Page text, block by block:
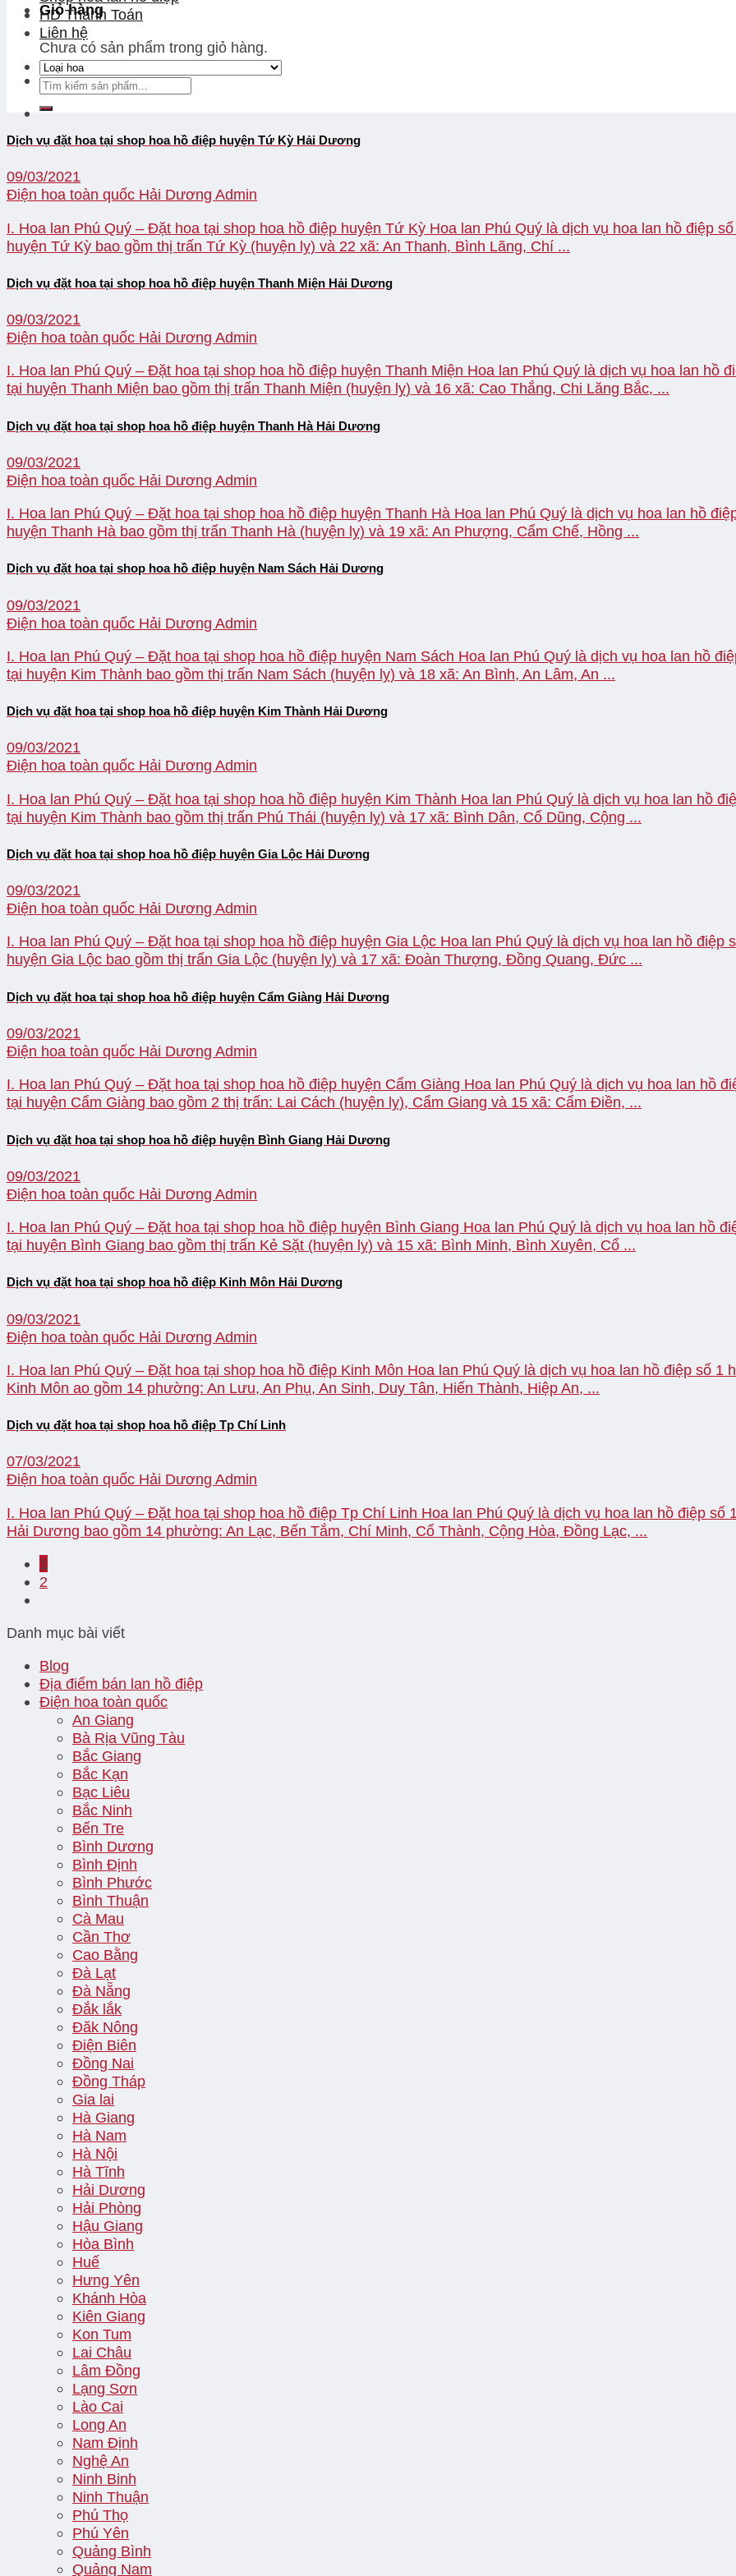
Giỏ hàng
Chưa có sản phẩm trong giỏ hàng.
HD Thanh Toán
Liên hệ
Dịch vụ đặt hoa tại shop hoa hồ điệp huyện Tứ Kỳ Hải Dương
09/03/2021
Điện hoa toàn quốc Hải Dương Admin
I. Hoa lan Phú Quý – Đặt hoa tại shop hoa hồ điệp huyện Tứ Kỳ Hoa lan Phú Quý là dịch vụ hoa lan hồ điệp
huyện Tứ Kỳ bao gồm thị trấn Tứ Kỳ (huyện lỵ) và 22 xã: An Thanh, Bình Lãng, Chí ...
Dịch vụ đặt hoa tại shop hoa hồ điệp huyện Thanh Miện Hải Dương
09/03/2021
Điện hoa toàn quốc Hải Dương Admin
I. Hoa lan Phú Quý – Đặt hoa tại shop hoa hồ điệp huyện Thanh Miện Hoa lan Phú Quý là dịch vụ hoa lan hồ
tại huyện Thanh Miện bao gồm thị trấn Thanh Miện (huyện lỵ) và 16 xã: Cao Thắng, Chi Lăng Bắc, ...
Dịch vụ đặt hoa tại shop hoa hồ điệp huyện Thanh Hà Hải Dương
09/03/2021
Điện hoa toàn quốc Hải Dương Admin
I. Hoa lan Phú Quý – Đặt hoa tại shop hoa hồ điệp huyện Thanh Hà Hoa lan Phú Quý là dịch vụ hoa lan hồ
huyện Thanh Hà bao gồm thị trấn Thanh Hà (huyện lỵ) và 19 xã: An Phượng, Cẩm Chế, Hồng ...
Dịch vụ đặt hoa tại shop hoa hồ điệp huyện Nam Sách Hải Dương
09/03/2021
Điện hoa toàn quốc Hải Dương Admin
I. Hoa lan Phú Quý – Đặt hoa tại shop hoa hồ điệp huyện Nam Sách Hoa lan Phú Quý là dịch vụ hoa lan hồ
tại huyện Kim Thành bao gồm thị trấn Nam Sách (huyện lỵ) và 18 xã: An Bình, An Lâm, An ...
Dịch vụ đặt hoa tại shop hoa hồ điệp huyện Kim Thành Hải Dương
09/03/2021
Điện hoa toàn quốc Hải Dương Admin
I. Hoa lan Phú Quý – Đặt hoa tại shop hoa hồ điệp huyện Kim Thành Hoa lan Phú Quý là dịch vụ hoa lan hồ
tại huyện Kim Thành bao gồm thị trấn Phú Thái (huyện lỵ) và 17 xã: Bình Dân, Cổ Dũng, Cộng ...
Dịch vụ đặt hoa tại shop hoa hồ điệp huyện Gia Lộc Hải Dương
09/03/2021
Điện hoa toàn quốc Hải Dương Admin
I. Hoa lan Phú Quý – Đặt hoa tại shop hoa hồ điệp huyện Gia Lộc Hoa lan Phú Quý là dịch vụ hoa lan hồ điệp
huyện Gia Lộc bao gồm thị trấn Gia Lộc (huyện lỵ) và 17 xã: Đoàn Thượng, Đồng Quang, Đức ...
Dịch vụ đặt hoa tại shop hoa hồ điệp huyện Cẩm Giàng Hải Dương
09/03/2021
Điện hoa toàn quốc Hải Dương Admin
I. Hoa lan Phú Quý – Đặt hoa tại shop hoa hồ điệp huyện Cẩm Giàng Hoa lan Phú Quý là dịch vụ hoa lan hồ
tại huyện Cẩm Giàng bao gồm 2 thị trấn: Lai Cách (huyện lỵ), Cẩm Giang và 15 xã: Cẩm Điền, ...
Dịch vụ đặt hoa tại shop hoa hồ điệp huyện Bình Giang Hải Dương
09/03/2021
Điện hoa toàn quốc Hải Dương Admin
I. Hoa lan Phú Quý – Đặt hoa tại shop hoa hồ điệp huyện Bình Giang Hoa lan Phú Quý là dịch vụ hoa lan hồ
tại huyện Bình Giang bao gồm thị trấn Kẻ Sặt (huyện lỵ) và 15 xã: Bình Minh, Bình Xuyên, Cổ ...
Dịch vụ đặt hoa tại shop hoa hồ điệp Kinh Môn Hải Dương
09/03/2021
Điện hoa toàn quốc Hải Dương Admin
I. Hoa lan Phú Quý – Đặt hoa tại shop hoa hồ điệp Kinh Môn Hoa lan Phú Quý là dịch vụ hoa lan hồ điệp số 1
Kinh Môn ao gồm 14 phường: An Lưu, An Phụ, An Sinh, Duy Tân, Hiến Thành, Hiệp An, ...
Dịch vụ đặt hoa tại shop hoa hồ điệp Tp Chí Linh
07/03/2021
Điện hoa toàn quốc Hải Dương Admin
I. Hoa lan Phú Quý – Đặt hoa tại shop hoa hồ điệp Tp Chí Linh Hoa lan Phú Quý là dịch vụ hoa lan hồ điệp số
Hải Dương bao gồm 14 phường: An Lạc, Bến Tắm, Chí Minh, Cổ Thành, Cộng Hòa, Đồng Lạc, ...
1
2
Danh mục bài viết
Blog
Địa điểm bán lan hồ điệp
Điện hoa toàn quốc
An Giang
Bà Rịa Vũng Tàu
Bắc Giang
Bắc Kạn
Bạc Liêu
Bắc Ninh
Bến Tre
Bình Dương
Bình Định
Bình Phước
Bình Thuận
Cà Mau
Cần Thơ
Cao Bằng
Đà Lạt
Đà Nẵng
Đắk lắk
Đăk Nông
Điện Biên
Đồng Nai
Đồng Tháp
Gia lai
Hà Giang
Hà Nam
Hà Nội
Hà Tĩnh
Hải Dương
Hải Phòng
Hậu Giang
Hòa Bình
Huế
Hưng Yên
Khánh Hòa
Kiên Giang
Kon Tum
Lai Châu
Lâm Đồng
Lạng Sơn
Lào Cai
Long An
Nam Định
Nghệ An
Ninh Binh
Ninh Thuận
Phú Thọ
Phú Yên
Quảng Bình
Quảng Nam